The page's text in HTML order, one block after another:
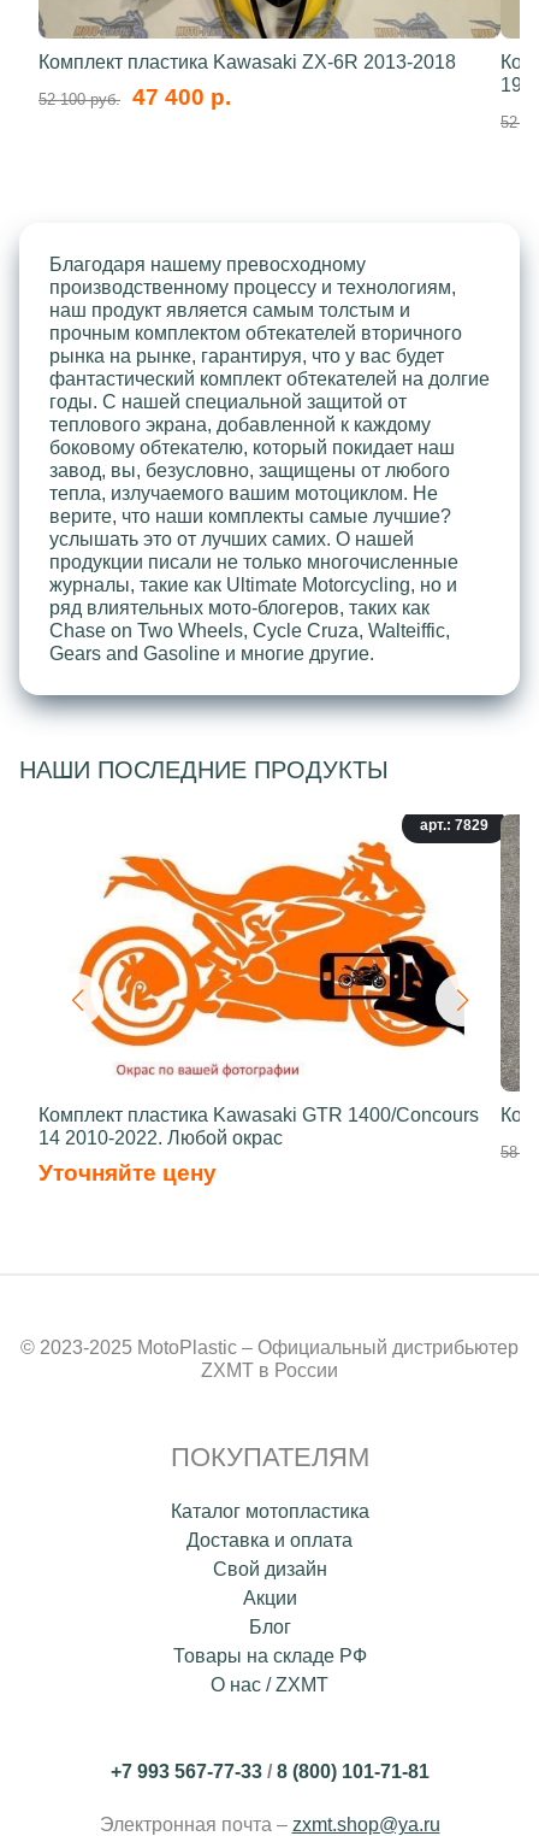
Комплект пластика Kawasaki ZX-6R 2013-2018
52 100 руб. 47 400 р.
52
Благодаря нашему превосходному
производственному процессу и технологиям,
наш продукт является самым толстым и
прочным комплектом обтекателей вторичного
рынка на рынке, гарантируя, что у вас будет
фантастический комплект обтекателей на долгие
годы. С нашей специальной защитой от
теплового экрана, добавленной к каждому
боковому обтекателю, который покидает наш
завод, вы, безусловно, защищены от любого
тепла, излучаемого вашим мотоциклом. Не
верите, что наши комплекты самые лучшие?
услышать это от лучших самих. О нашей
продукции писали не только многочисленные
журналы, такие как Ultimate Motorcycling, но и
ряд влиятельных мото-блогеров, таких как
Chase on Two Wheels, Cycle Cruza, Walteiffic,
Gears and Gasoline и многие другие.
НАШИ ПОСЛЕДНИЕ ПРОДУКТЫ
арт.: 7829
Комплект пластика Kawasaki GTR 1400/Concours
14 2010-2022. Любой окрас
Уточняйте цену
58
© 2023-2025 MotoPlastic – Официальный дистрибьютер
ZXMT в России
ПОКУПАТЕЛЯМ
Каталог мотопластика
Доставка и оплата
Свой дизайн
Акции
Блог
Товары на складе РФ
О нас / ZXMT
+7 993 567-77-33/8 (800) 101-71-81
Электронная почта – zxmt.shop@ya.ru